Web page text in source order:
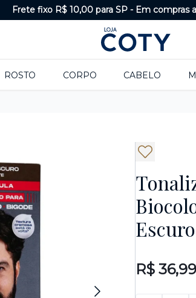
Frete fixo R$ 10,00 para SP - Em compras
ROSTO CORPO CABELO
Escuro
R$ 36,99